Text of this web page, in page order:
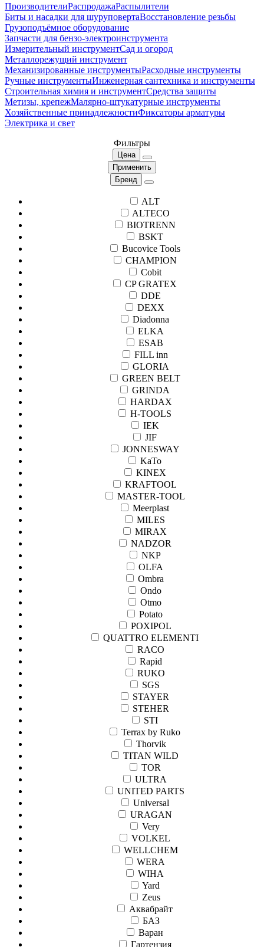
ПроизводителиРаспродажаРаспылители
Биты и насадки для шуруповертаВосстановление резьбы
Грузоподъёмное оборудование
Запчасти для бензо-электроинструмента
Измерительный инструментСад и огород
Металлорежущий инструмент
Механизированные инструментыРасходные инструменты
Ручные инструментыИнженерная сантехника и инструменты
Строительная химия и инструментСредства защиты
Метизы, крепежМалярно-штукатурные инструменты
Хозяйственные принадлежностиФиксаторы арматуры
Электрика и свет
Фильтры
Цена
Применить
Бренд
ALT
ALTECO
BIOTRENN
BSKT
Bucovice Tools
CHAMPION
Cobit
CP GRATEX
DDE
DEXX
Diadonna
ELKA
ESAB
FILL inn
GLORIA
GREEN BELT
GRINDA
HARDAX
H-TOOLS
IEK
JIF
JONNESWAY
KaTo
KINEX
KRAFTOOL
MASTER-TOOL
Meerplast
MILES
MIRAX
NADZOR
NKP
OLFA
Ombra
Ondo
Otmo
Potato
POXIPOL
QUATTRO ELEMENTI
RACO
Rapid
RUKO
SGS
STAYER
STEHER
STI
Terrax by Ruko
Thorvik
TITAN WILD
TOR
ULTRA
UNITED PARTS
Universal
URAGAN
Very
VOLKEL
WELLCHEM
WERA
WIHA
Yard
Zeus
Аквабрайт
БАЗ
Варан
Гартензия